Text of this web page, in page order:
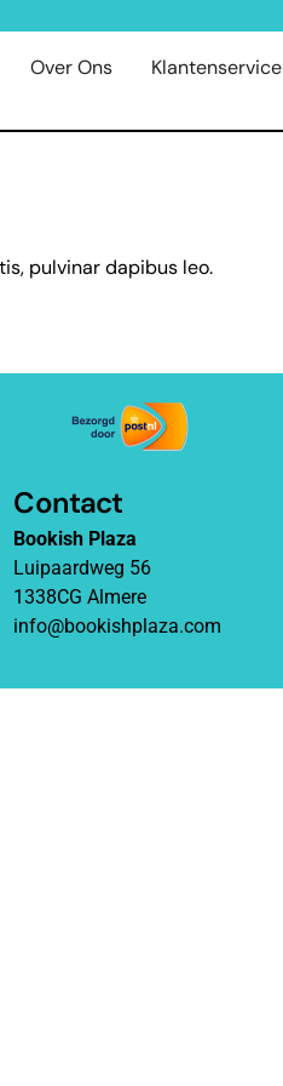
Over Ons Klantenservice
pulvinar dapibus leo.
Contact
Bookish Plaza
Luipaardweg 56
1338CG Almere
info@bookishplaza.com